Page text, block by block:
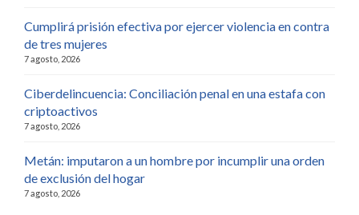
Cumplirá prisión efectiva por ejercer violencia en contra
de tres mujeres
7 agosto, 2026
Ciberdelincuencia: Conciliación penal en una estafa con
criptoactivos
7 agosto, 2026
Metán: imputaron a un hombre por incumplir una orden
de exclusión del hogar
7 agosto, 2026